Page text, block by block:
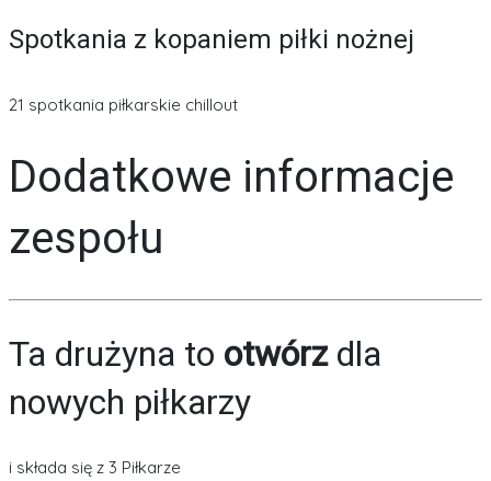
Spotkania z kopaniem piłki nożnej
21 spotkania piłkarskie chillout
Dodatkowe informacje
zespołu
Ta drużyna to otwórzdla
nowych piłkarzy
i składa się z 3 Piłkarze